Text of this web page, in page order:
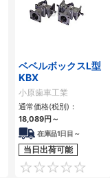
3
ベベルボックスL型
KBX
小原歯車工業
通常価格(税別)：
18,089円～
在庫品1日目～
当日出荷可能